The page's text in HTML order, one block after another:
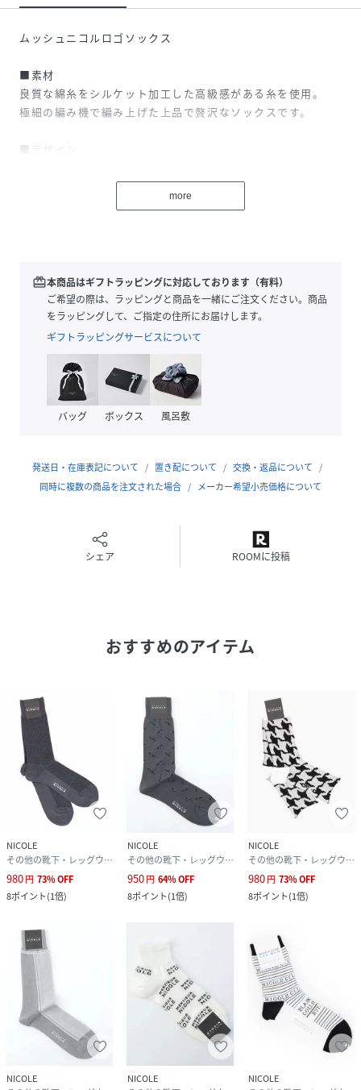
ムッシュニコルロゴソックス
■素材
良質な綿糸をシルケット加工した高級感がある糸を使用。
極細の編み機で編み上げた上品で贅沢なソックスです。
■デザイン
ビジネスシーンへも対応可能な控えめな配色にしています。
またパソコン・スマートフォンなどの環境により、実際の商
品と色味に若干の誤差が生じる場合があります。
予めご了承ください。
性別タイプ
原産国 日本
サイズ 99(FREE)
3462-7503-67-99 HW7779)
more
redeem本商品はギフトラッピングに対応しております（有料）
ご希望の際は、ラッピングと商品を一緒にご注文ください。商品
をラッピングして、ご指定の住所にお届けします。
ギフトラッピングサービスについて
バッグ ボックス 風呂敷
発送日・在庫表記について 置き配について
交換・返品について
同時に複数の商品を注文された場合
メーカー希望小売価格について
シェア ROOMに投稿
おすすめのアイテム
NICOLE
その他の靴下・レッグウェア
980円 73%OFF
8ポイント(1倍)
NICOLE
その他の靴下・レッグウェア
950円 64%OFF
8ポイント(1倍)
NICOLE
その他の靴下・レッグウェア
980円 73%OFF
8ポイント(1倍)
NICOLE
NICOLE
NICOLE